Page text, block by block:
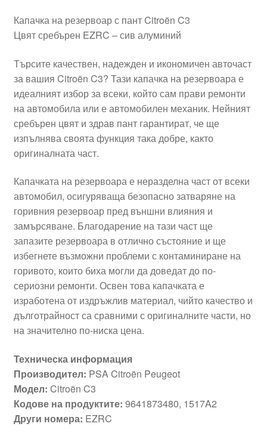
Капачка на резервоар с пант Citroën C3
Цвят сребърен EZRC – сив алуминий
Търсите качествен, надежден и икономичен авточаст
за вашия Citroën C3? Тази капачка на резервоара е
идеалният избор за всеки, който сам прави ремонти
на автомобила или е автомобилен механик. Нейният
сребърен цвят и здрав пант гарантират, че ще
изпълнява своята функция така добре, както
оригиналната част.
Капачката на резервоара е неразделна част от всеки
автомобил, осигуряваща безопасно затваряне на
горивния резервоар пред външни влияния и
замърсяване. Благодарение на тази част ще
запазите резервоара в отлично състояние и ще
избегнете възможни проблеми с контаминиране на
горивото, които биха могли да доведат до по-
сериозни ремонти. Освен това капачката е
изработена от издръжлив материал, чийто качество и
дълготрайност са сравними с оригиналните части, но
на значително по-ниска цена.
Техническа информация
Производител: PSA Citroën Peugeot
Модел: Citroën C3
Кодове на продуктите: 9641873480, 1517A2
Други номера: EZRC